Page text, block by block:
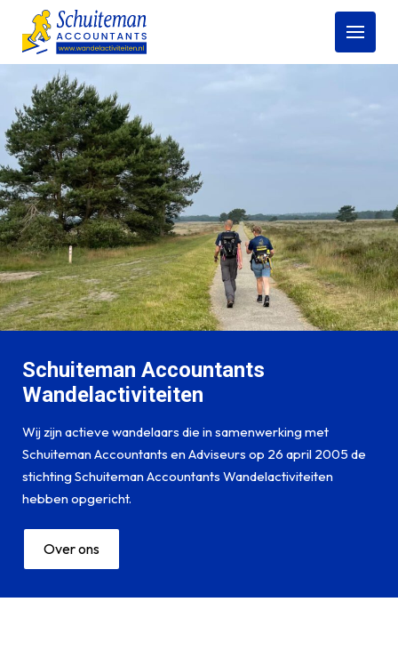
Open
menu
Schuiteman Accountants
Wandelactiviteiten
Wij zijn actieve wandelaars die in samenwerking met
Schuiteman Accountants en Adviseurs op 26 april 2005 de
stichting Schuiteman Accountants Wandelactiviteiten
hebben opgericht.
Over ons